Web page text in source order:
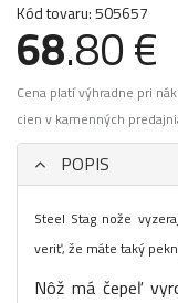
Kód tovaru: 505657
68.80 €
Cena platí výhradne pri
cien v kamenných
POPIS
Steel Stag nože
veriť, že máte taký
Nôž má čepeľ